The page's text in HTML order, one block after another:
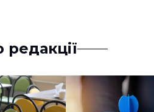
редакції